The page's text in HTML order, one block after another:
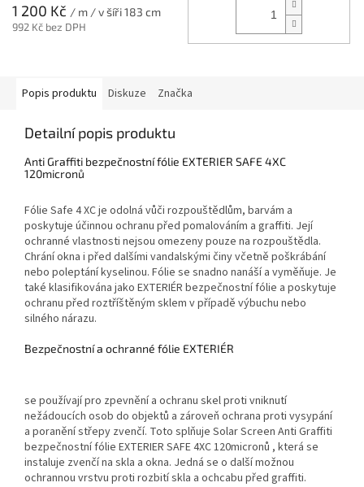
1 200 Kč / m / v šíři 183 cm
992 Kč bez DPH
Popis produktu Diskuze Značka
Detailní popis produktu
Anti Graffiti bezpečnostní fólie EXTERIER SAFE 4XC
120micronů
Fólie Safe 4 XC je odolná vůči rozpouštědlům, barvám a
poskytuje účinnou ochranu před pomalováním a graffiti. Její
ochranné vlastnosti nejsou omezeny pouze na rozpouštědla.
Chrání okna i před dalšími vandalskými činy včetně poškrábání
nebo poleptání kyselinou. Fólie se snadno nanáší a vyměňuje. Je
také klasifikována jako EXTERIÉR bezpečnostní fólie a poskytuje
ochranu před roztříštěným sklem v případě výbuchu nebo
silného nárazu.
Bezpečnostní a ochranné fólie EXTERIÉR
se používají pro zpevnění a ochranu skel proti vniknutí
nežádoucích osob do objektů a zároveň ochrana proti vysypání
a poranění střepy zvenčí. Toto splňuje Solar Screen Anti Graffiti
bezpečnostní fólie EXTERIER SAFE 4XC 120micronů , která se
instaluje zvenčí na skla a okna. Jedná se o další možnou
ochrannou vrstvu proti rozbití skla a ochcabu před graffiti.